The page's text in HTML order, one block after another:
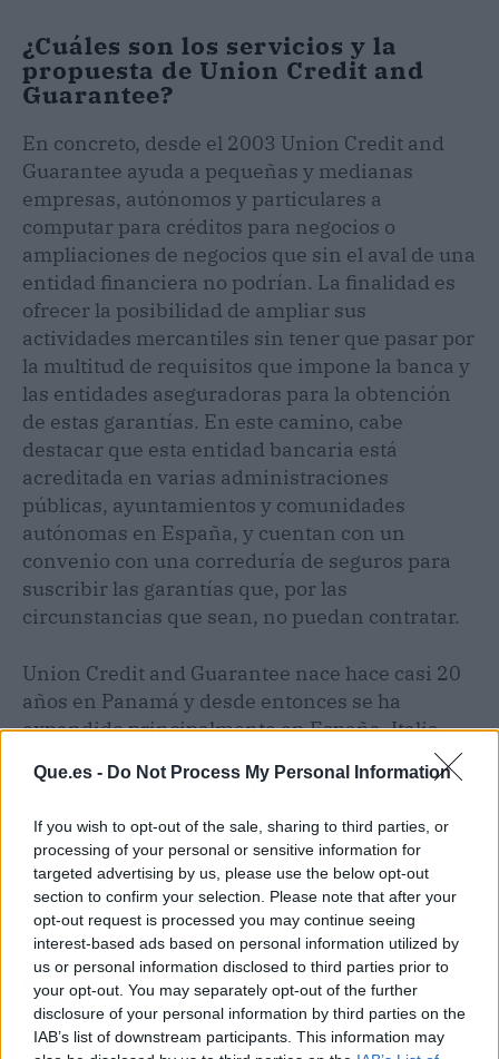
Que.es - Do Not Process My Personal Information
If you wish to opt-out of the sale, sharing to third parties, or
processing of your personal or sensitive information for
targeted advertising by us, please use the below opt-out
section to confirm your selection. Please note that after your
opt-out request is processed you may continue seeing
interest-based ads based on personal information utilized by
us or personal information disclosed to third parties prior to
your opt-out. You may separately opt-out of the further
disclosure of your personal information by third parties on the
IAB’s list of downstream participants. This information may
¿Cuáles son los servicios y la
propuesta de Union Credit and
Guarantee?
En concreto, desde el 2003 Union Credit and
Guarantee ayuda a pequeñas y medianas
empresas, autónomos y particulares a
computar para créditos para negocios o
ampliaciones de negocios que sin el aval de una
entidad financiera no podrían. La finalidad es
ofrecer la posibilidad de ampliar sus
actividades mercantiles sin tener que pasar por
la multitud de requisitos que impone la banca y
las entidades aseguradoras para la obtención
de estas garantías. En este camino, cabe
destacar que esta entidad bancaria está
acreditada en varias administraciones
públicas, ayuntamientos y comunidades
autónomas en España, y cuentan con un
convenio con una correduría de seguros para
suscribir las garantías que, por las
circunstancias que sean, no puedan contratar.
Union Credit and Guarantee nace hace casi 20
años en Panamá y desde entonces se ha
expandido principalmente en España, Italia,
países como Dubai, México, Bolivia, Brasil,
con la ampliación en África y Asia, siempre con
la premisa de incrementar la ayuda a las pymes
y a los emprendedores autónomos.
Artículo anterior
¿Cuáles son los
beneficios de contar con
un software
Artículo siguiente
Cancela Tu Hipoteca
cuenta que después de
haber pagado el último